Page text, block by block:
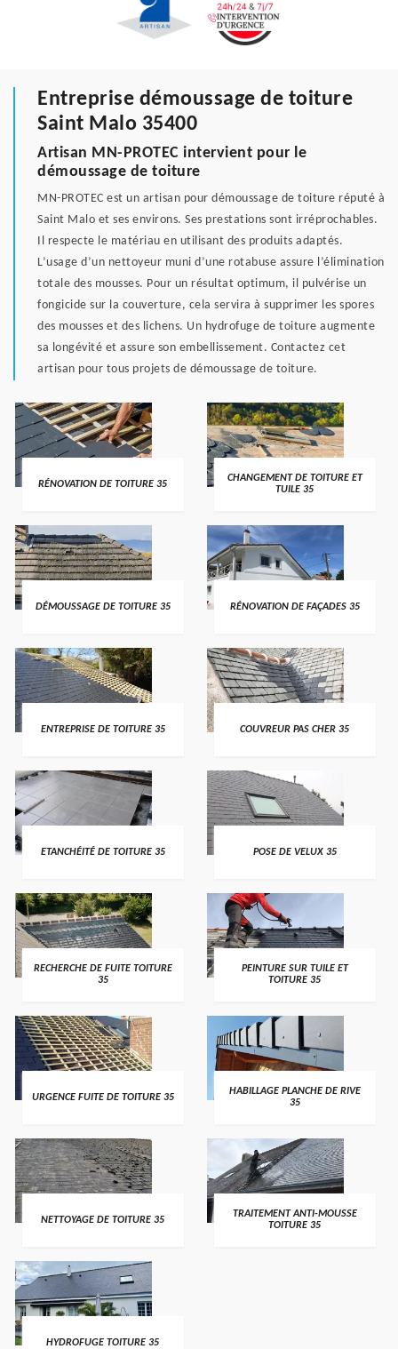
Entreprise démoussage de toiture
Saint Malo 35400
Artisan MN-PROTEC intervient pour le
démoussage de toiture
MN-PROTEC est un artisan pour démoussage de toiture réputé à
Saint Malo et ses environs. Ses prestations sont irréprochables.
Il respecte le matériau en utilisant des produits adaptés.
L’usage d’un nettoyeur muni d’une rotabuse assure l’élimination
totale des mousses. Pour un résultat optimum, il pulvérise un
fongicide sur la couverture, cela servira à supprimer les spores
des mousses et des lichens. Un hydrofuge de toiture augmente
sa longévité et assure son embellissement. Contactez cet
artisan pour tous projets de démoussage de toiture.
RÉNOVATION DE TOITURE 35
CHANGEMENT DE TOITURE ET
TUILE 35
DÉMOUSSAGE DE TOITURE 35 RÉNOVATION DE FAÇADES 35
ENTREPRISE DE TOITURE 35 COUVREUR PAS CHER 35
ETANCHÉITÉ DE TOITURE 35 POSE DE VELUX 35
RECHERCHE DE FUITE TOITURE
35
PEINTURE SUR TUILE ET
TOITURE 35
URGENCE FUITE DE TOITURE 35
HABILLAGE PLANCHE DE RIVE
35
NETTOYAGE DE TOITURE 35
TRAITEMENT ANTI-MOUSSE
TOITURE 35
HYDROFUGE TOITURE 35